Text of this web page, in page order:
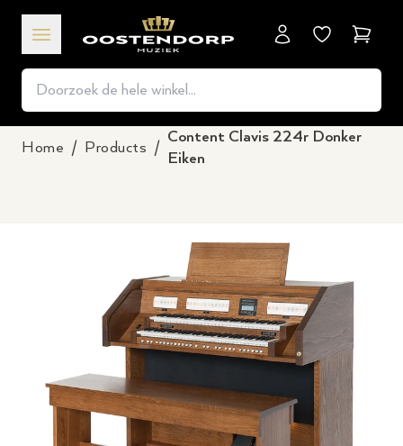
Home / Products /
Content Clavis 224r Donker
Eiken